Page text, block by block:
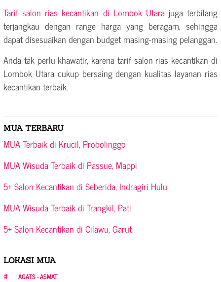
Tarif salon rias kecantikan di Lombok Utarajuga terbilang
terjangkau dengan range harga yang beragam, sehingga
dapat disesuaikan dengan budget masing-masing pelanggan.
Anda tak perlu khawatir, karena tarif salon rias kecantikan di
Lombok Utara cukup bersaing dengan kualitas layanan rias
kecantikan terbaik.
MUA TERBARU
MUA Terbaik di Krucil, Probolinggo
MUA Wisuda Terbaik di Passue, Mappi
5+ Salon Kecantikan di Seberida, Indragiri Hulu
MUA Wisuda Terbaik di Trangkil, Pati
5+ Salon Kecantikan di Cilawu, Garut
LOKASI MUA
AGATS - ASMAT